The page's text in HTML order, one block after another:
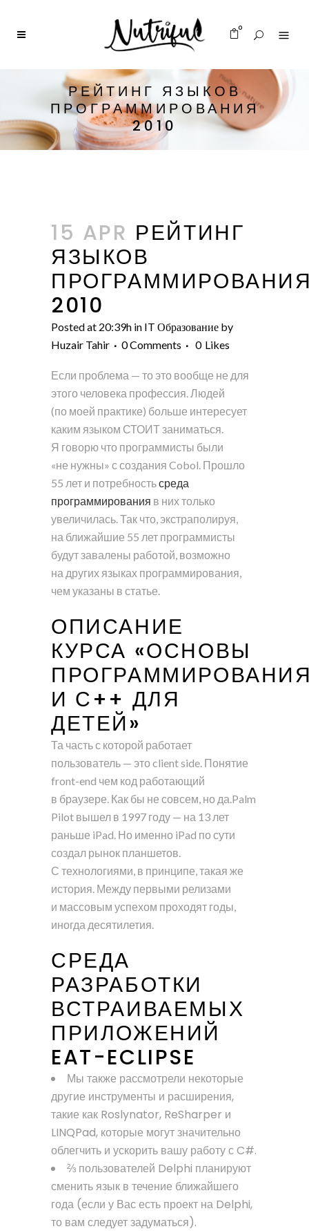
0
РЕЙТИНГ ЯЗЫКОВ
ПРОГРАММИРОВАНИЯ
2010
15 APR РЕЙТИНГ
ЯЗЫКОВ
2010
Posted at 20:39h in IT Образование by
Huzair Tahir
0 Comments 0 Likes
Если проблема — то это вообще не для
этого человека профессия. Людей
(по моей практике) больше интересует
каким языком СТОИТ заниматься.
Я говорю что программисты были
«не нужны» с создания Cobol. Прошло
55 лет и потребностьсреда
программирования в них только
увеличилась. Так что, экстраполируя,
на ближайшие 55 лет программисты
будут завалены работой, возможно
на других языках программирования,
чем указаны в статье.
ОПИСАНИЕ
КУРСА «ОСНОВЫ
И С++ ДЛЯ
ДЕТЕЙ»
Та часть с которой работает
пользователь — это client side. Понятие
front-end чем код работающий
в браузере. Как бы не совсем, но да.Palm
Pilot вышел в 1997 году — на 13 лет
раньше iPad. Но именно iPad по сути
создал рынок планшетов.
С технологиями, в принципе, такая же
история. Между первыми релизами
и массовым успехом проходят годы,
иногда десятилетия.
СРЕДА
РАЗРАБОТКИ
ВСТРАИВАЕМЫХ
ПРИЛОЖЕНИЙ
EAT-ECLIPSE
Мы также рассмотрели некоторые
другие инструменты и расширения,
такие как Roslynator, ReSharper и
LINQPad, которые могут значительно
облегчить и ускорить вашу работу с C#.
⅔ пользователей Delphi планируют
сменить язык в течение ближайшего
года (если у Вас есть проект на Delphi,
то вам следует задуматься).